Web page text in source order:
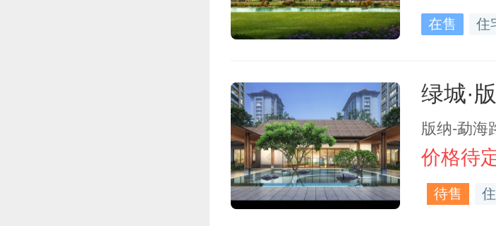
在售 住
绿城·
版纳-勐海
价格待
待售